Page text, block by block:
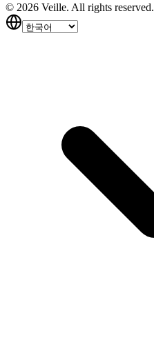
© 2026 Veille. All rights reserved.